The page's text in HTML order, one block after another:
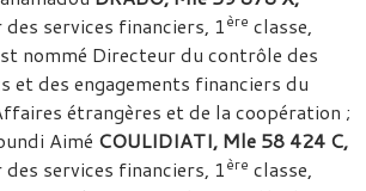
services financiers, 1ère classe,
nommé Directeur du contrôle des
et des engagements financiers du
étrangères et de la coopération ;
Aimé COULIDIATI, Mle 58 424 C,
services financiers, 1ère classe,